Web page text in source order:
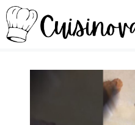
Vai
al
contenuto